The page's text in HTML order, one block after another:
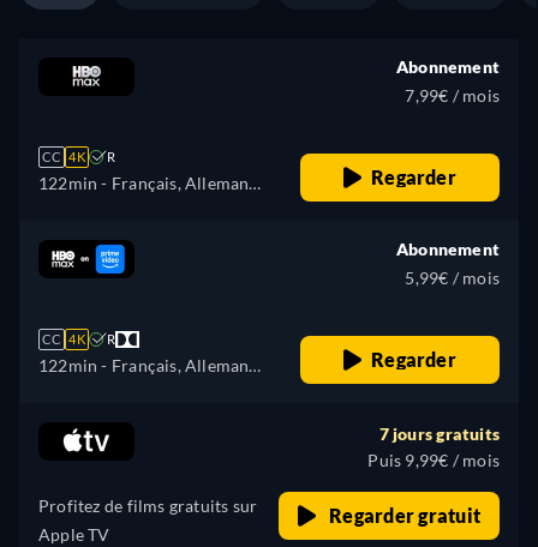
CC 4K R
122min - Français, Allemand,
Abonnement
7,99€ / mois
Regarder
CC 4K R
122min - Français, Allemand,
Portugais, Russe, Ukrainien
Abonnement
5,99€ / mois
Regarder
Profitez de films gratuits sur
Apple TV
7 jours gratuits
Puis 9,99€ / mois
Regarder gratuit